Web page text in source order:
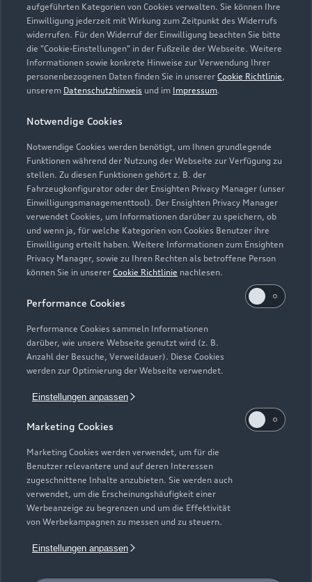
aufgeführten Kategorien von Cookies verwalten. Sie können Ihre
Einwilligung jederzeit mit Wirkung zum Zeitpunkt des Widerrufs
widerrufen. Für den Widerruf der Einwilligung beachten Sie bitte
die "Cookie-Einstellungen" in der Fußzeile der Webseite. Weitere
Informationen sowie konkrete Hinweise zur Verwendung Ihrer
personenbezogenen Daten finden Sie in unserer Cookie Richtlinie,
unserem Datenschutzhinweis und im Impressum.
Notwendige Cookies
Notwendige Cookies werden benötigt, um Ihnen grundlegende
Funktionen während der Nutzung der Webseite zur Verfügung zu
stellen. Zu diesen Funktionen gehört z. B. der
Fahrzeugkonfigurator oder der Ensighten Privacy Manager (unser
Einwilligungsmanagementtool). Der Ensighten Privacy Manager
verwendet Cookies, um Informationen darüber zu speichern, ob
und wenn ja, für welche Kategorien von Cookies Benutzer ihre
Einwilligung erteilt haben. Weitere Informationen zum Ensighten
Privacy Manager, sowie zu Ihren Rechten als betroffene Person
können Sie in unserer Cookie Richtlinie nachlesen.
Performance Cookies
Performance Cookies sammeln Informationen
darüber, wie unsere Webseite genutzt wird (z. B.
Anzahl der Besuche, Verweildauer). Diese Cookies
werden zur Optimierung der Webseite verwendet.
Einstellungen anpassen
Marketing Cookies
Marketing Cookies werden verwendet, um für die
Benutzer relevantere und auf deren Interessen
zugeschnittene Inhalte anzubieten. Sie werden auch
verwendet, um die Erscheinungshäufigkeit einer
Werbeanzeige zu begrenzen und um die Effektivität
von Werbekampagnen zu messen und zu steuern.
Einstellungen anpassen
Zurück nach oben
Modelle
Elektromodelle
Plug-in-Hybride
Neuwagensuche
Gebrauchtwagensuche
Geschäftskunden
Service & Zubehör
Saisonale Angebote
Audi Services
Garantie
Audi digital services
myAudi
Support
Audi Code
Häufige Fragen (FAQ)
Audi Online Beratung
Online-Terminvereinbarung
Servicekontakt
Über Audi
Unternehmen
Karriere
Investor Relations
© 2026 AUDI AG. Alle Rechte vorbehalten
Impressum Rechtliches